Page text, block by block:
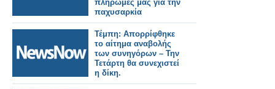
πληρωμές μας για την
παχυσαρκία
Τέμπη: Απορρίφθηκε
το αίτημα αναβολής
των συνηγόρων – Την
Τετάρτη θα συνεχιστεί
η δίκη.